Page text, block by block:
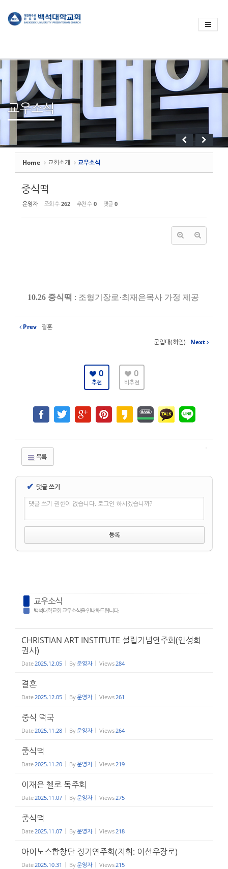
교우소식
Home 교회소개 교우소식
중식떡
운영자 조회 수 262 추천 수 0 댓글 0
10.26 중식떡 : 조형기장로 ·최재은목사 가정 제공
Prev 결혼
군입대(허인)
Next
0
추천
0
비추천
목록
✔ 댓글 쓰기
댓글 쓰기 권한이 없습니다. 로그인 하시겠습니까?
교우소식
백석대학교회 교우소식을 안내해드립니다.
CHRISTIAN ART INSTITUTE 설립기념연주회(인성희
권사)
Date2025.12.05 By운영자 Views284
결혼
Date2025.12.05 By운영자 Views261
중식 떡국
Date2025.11.28 By운영자 Views264
중식떡
Date2025.11.20 By운영자 Views219
이재은 첼로 독주회
Date2025.11.07 By운영자 Views275
중식떡
Date2025.11.07 By운영자 Views218
아이노스합창단 정기연주회(지휘: 이선우장로)
Date2025.10.31 By운영자 Views215
스케치북5
스케치북5